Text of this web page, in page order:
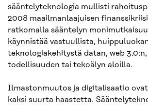
sääntelyteknologia mullisti
2008 maailmanlaajuisen
ratkomalla sääntelyn
käynnistää vastuullista,
teknologiakehitystä datan, web
todellisuuden tai tekoälyn aloilla.
Ilmastonmuutos ja digitalisaatio
kaksi suurta haastetta.